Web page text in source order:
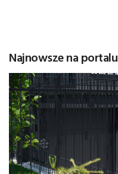
Najnowsze na portalu